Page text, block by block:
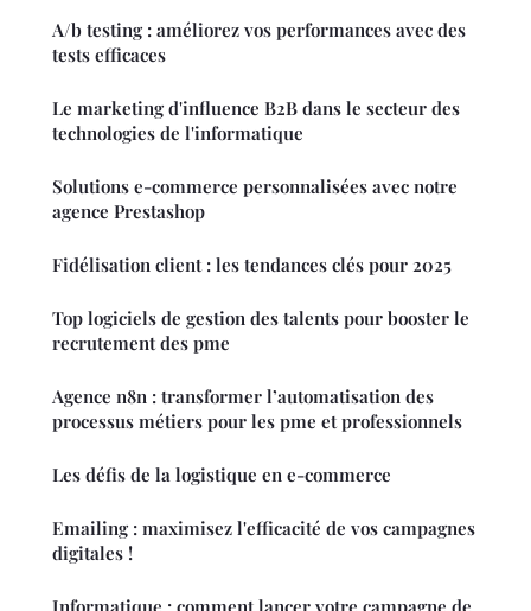
A/b testing : améliorez vos performances avec des
tests efficaces
Le marketing d'influence B2B dans le secteur des
technologies de l'informatique
Solutions e-commerce personnalisées avec notre
agence Prestashop
Fidélisation client : les tendances clés pour 2025
Top logiciels de gestion des talents pour booster le
recrutement des pme
Agence n8n : transformer l’automatisation des
processus métiers pour les pme et professionnels
Les défis de la logistique en e-commerce
Emailing : maximisez l'efficacité de vos campagnes
digitales !
Informatique : comment lancer votre campagne de